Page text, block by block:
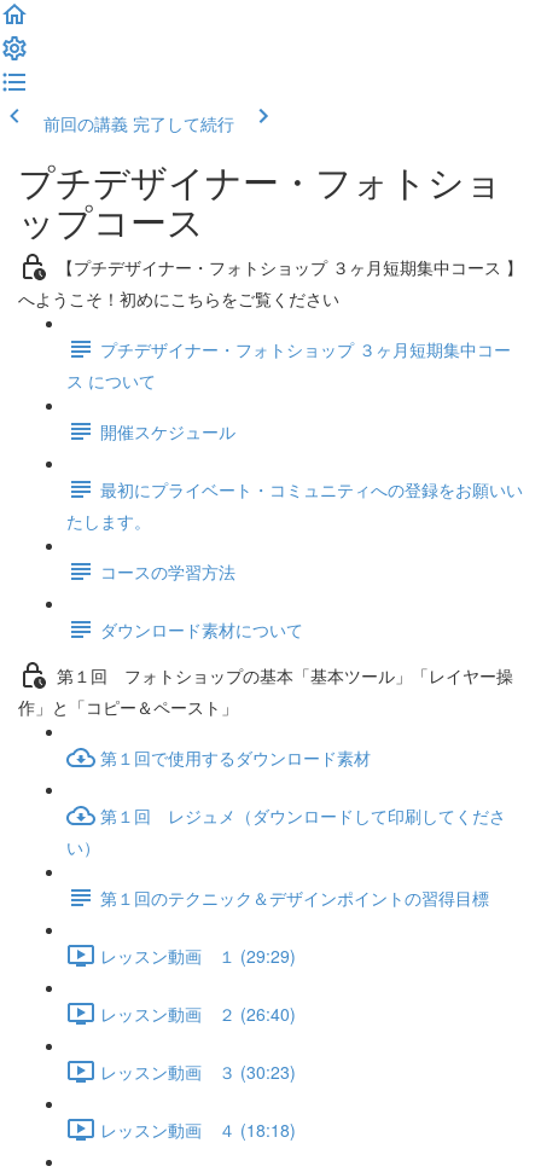
前回の講義 完了して続行
プチデザイナー・フォトショ
ップコース
【プチデザイナー・フォトショップ ３ヶ月短期集中コース 】
へようこそ！初めにこちらをご覧ください
プチデザイナー・フォトショップ ３ヶ月短期集中コー
ス について
開催スケジュール
最初にプライベート・コミュニティへの登録をお願いい
たします。
コースの学習方法
ダウンロード素材について
第１回 フォトショップの基本「基本ツール」「レイヤー操
作」と「コピー＆ペースト」
第１回で使用するダウンロード素材
第１回 レジュメ（ダウンロードして印刷してくださ
い）
第１回のテクニック＆デザインポイントの習得目標
レッスン動画 １ (29:29)
レッスン動画 ２ (26:40)
レッスン動画 ３ (30:23)
レッスン動画 ４ (18:18)